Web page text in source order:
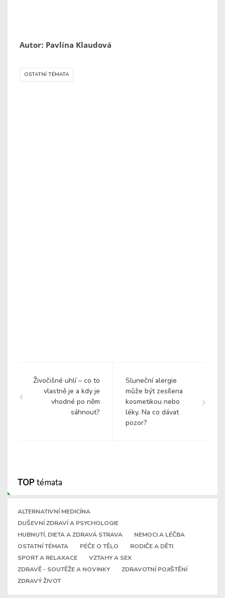
Autor: Pavlína Klaudová
OSTATNÍ TÉMATA
Živočišné uhlí – co to
vlastně je a kdy je
vhodné po něm
sáhnout?
Sluneční alergie
může být zesílena
kosmetikou nebo
léky. Na co dávat
pozor?
TOPtémata
ALTERNATIVNÍ MEDICÍNA
DUŠEVNÍ ZDRAVÍ A PSYCHOLOGIE
HUBNUTÍ, DIETA A ZDRAVÁ STRAVA
NEMOCI A LÉČBA
OSTATNÍ TÉMATA
PÉČE O TĚLO
RODIČE A DĚTI
SPORT A RELAXACE
VZTAHY A SEX
ZDRAVĚ - SOUTĚŽE A NOVINKY
ZDRAVOTNÍ POJIŠTĚNÍ
ZDRAVÝ ŽIVOT